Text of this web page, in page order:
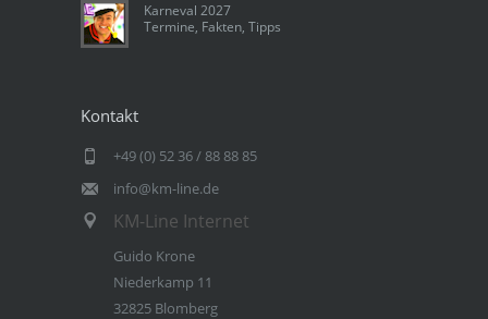
Karneval 2027
Termine, Fakten, Tipps
Kontakt
+49 (0) 52 36 / 88 88 85
info@km-line.de
KM-Line Internet
Guido Krone
Niederkamp 11
32825 Blomberg